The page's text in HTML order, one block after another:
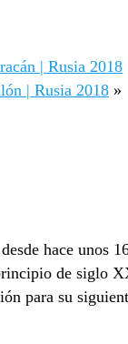
| Rusia 2018
| Rusia 2018 »
hace unos
de siglo
para su